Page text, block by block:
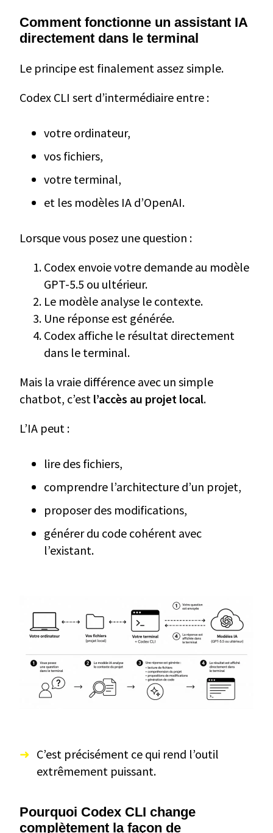
Comment fonctionne un assistant IA
directement dans le terminal
Le principe est finalement assez simple.
Codex CLI sert d’intermédiaire entre :
votre ordinateur,
vos fichiers,
votre terminal,
et les modèles IA d’OpenAI.
Lorsque vous posez une question :
Codex envoie votre demande au modèle
GPT-5.5 ou ultérieur.
Le modèle analyse le contexte.
Une réponse est générée.
Codex affiche le résultat directement
dans le terminal.
Mais la vraie différence avec un simple
chatbot, c’est l’accès au projet local.
L’IA peut :
lire des fichiers,
comprendre l’architecture d’un projet,
proposer des modifications,
générer du code cohérent avec
l’existant.
C’est précisément ce qui rend l’outil
extrêmement puissant.
Pourquoi Codex CLI change
complètement la façon de